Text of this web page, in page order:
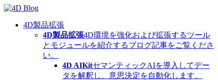
Skip
content4D製品拡張
4D製品拡張4D環境を強化および拡張するツール
とモジュールを紹介するブログ記事をご覧くださ
い。
4D AIKitセマンティックAIを導入してデー
タを解釈し、意思決定を自動化します。